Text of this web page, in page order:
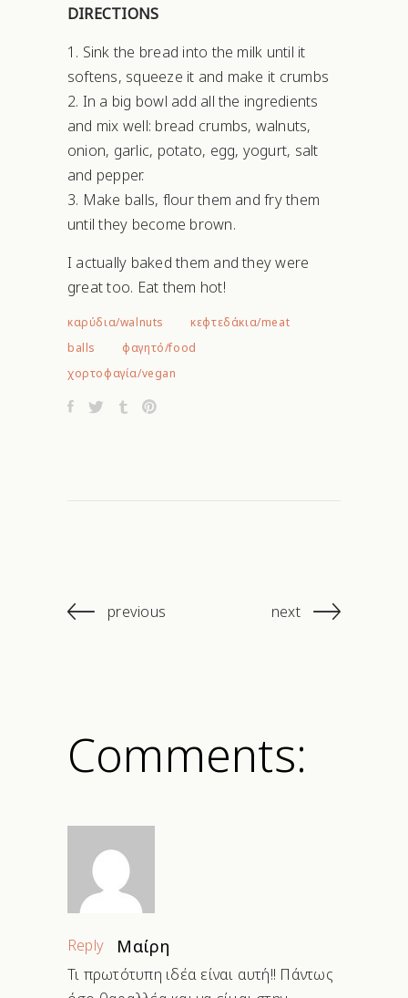
DIRECTIONS
Sink the bread into the milk until it
softens, squeeze it and make it crumbs
In a big bowl add all the ingredients
and mix well: bread crumbs, walnuts,
onion, garlic, potato, egg, yogurt, salt
and pepper.
Make balls, flour them and fry them
until they become brown.
I actually baked them and they were
great too. Eat them hot!
καρύδια/walnuts
κεφτεδάκια/meat
balls
φαγητό/food
χορτοφαγία/vegan
previous next
Comments:
Reply Μαίρη
Τι πρωτότυπη ιδέα είναι αυτή!! Πάντως